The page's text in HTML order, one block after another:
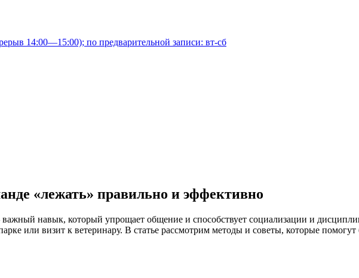
14:00—15:00); по предварительной записи: вт-сб
«лежать» правильно и эффективно
навык, который упрощает общение и способствует социализации и
или визит к ветеринару. В статье рассмотрим методы и советы, которые